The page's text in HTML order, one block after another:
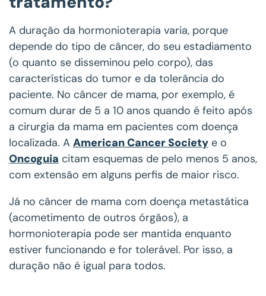
A duração da hormonioterapia varia, porque
depende do tipo de câncer, do seu estadiamento
(o quanto se disseminou pelo corpo), das
características do tumor e da tolerância do
paciente. No câncer de mama, por exemplo, é
comum durar de 5 a 10 anos quando é feito após
a cirurgia da mama em pacientes com doença
localizada. A American Cancer Society e o
Oncoguia citam esquemas de pelo menos 5 anos,
com extensão em alguns perfis de maior risco.
Já no câncer de mama com doença metastática
(acometimento de outros órgãos), a
hormonioterapia pode ser mantida enquanto
estiver funcionando e for tolerável. Por isso, a
duração não é igual para todos.